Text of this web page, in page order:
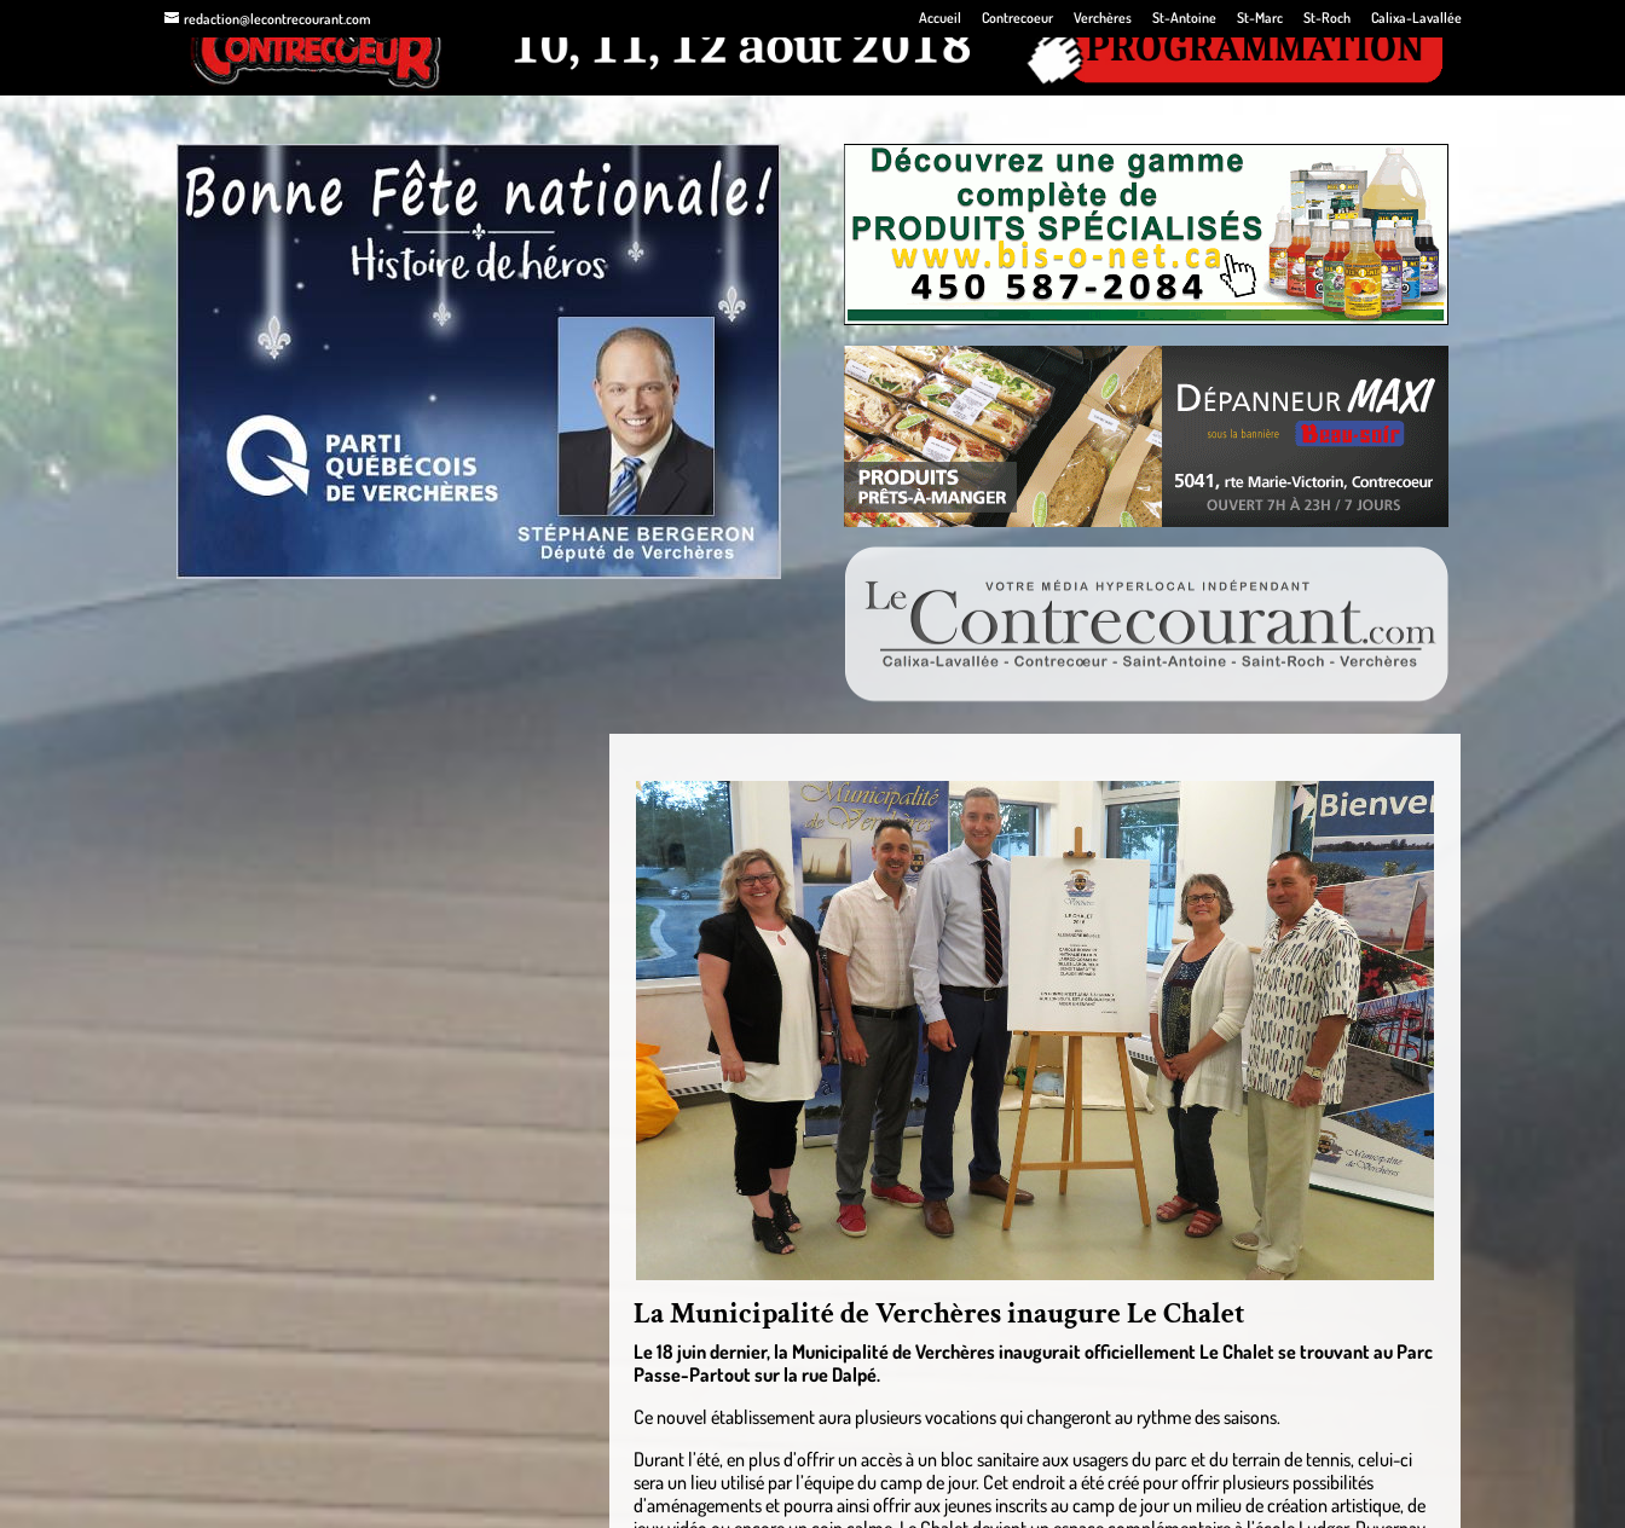
redaction@lecontrecourant.com Accueil Contrecoeur Verchères St-Antoine St-Marc St-Roch Calixa-Lavallée
La Municipalité de Verchères inaugure Le Chalet
Le 18 juin dernier, la Municipalité de Verchères inaugurait officiellement Le Chalet se trouvant au Parc
Passe-Partout sur la rue Dalpé.
Ce nouvel établissement aura plusieurs vocations qui changeront au rythme des saisons.
Durant l’été, en plus d’offrir un accès à un bloc sanitaire aux usagers du parc et du terrain de tennis, celui-ci
sera un lieu utilisé par l’équipe du camp de jour. Cet endroit a été créé pour offrir plusieurs possibilités
d’aménagements et pourra ainsi offrir aux jeunes inscrits au camp de jour un milieu de création artistique, de